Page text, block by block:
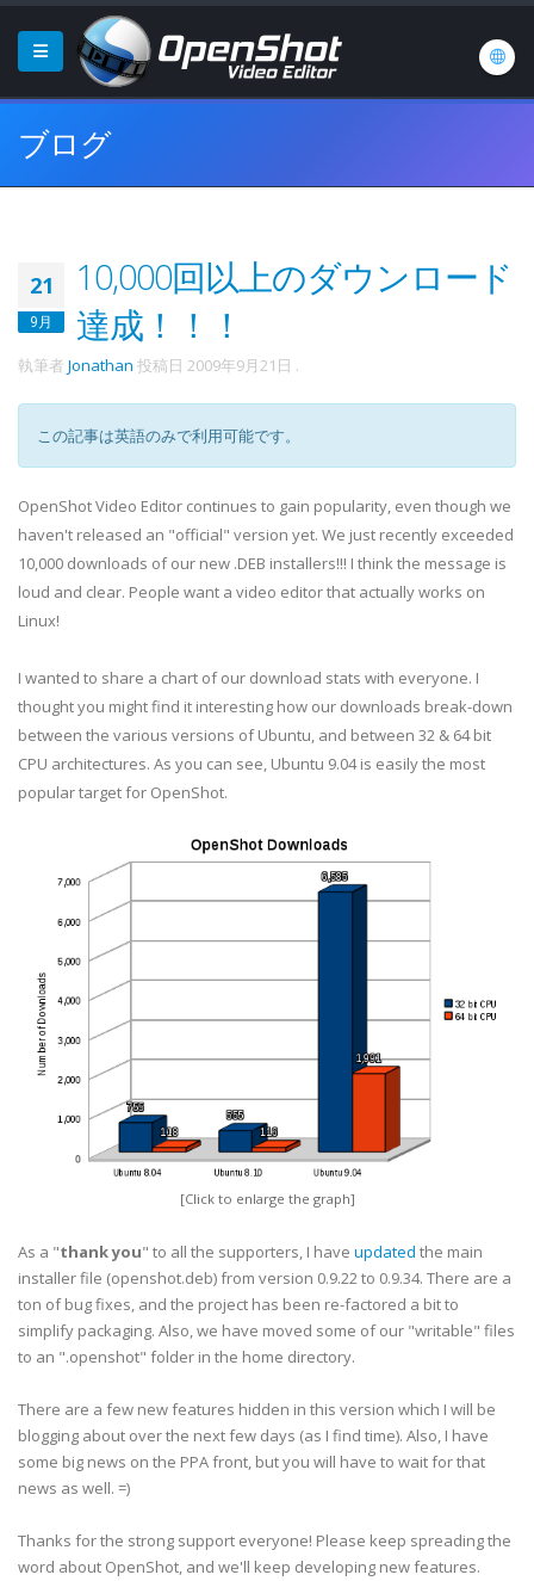
ブログ
21
9月
10,000回以上のダウンロード
達成！！！
執筆者 Jonathan 投稿日 2009年9月21日 .
この記事は英語のみで利用可能です。
OpenShot Video Editor continues to gain popularity, even though we
haven't released an "official" version yet. We just recently exceeded
10,000 downloads of our new .DEB installers!!! I think the message is
loud and clear. People want a video editor that actually works on
Linux!
I wanted to share a chart of our download stats with everyone. I
thought you might find it interesting how our downloads break-down
between the various versions of Ubuntu, and between 32 & 64 bit
CPU architectures. As you can see, Ubuntu 9.04 is easily the most
popular target for OpenShot.
[Click to enlarge the graph]
As a "thank you" to all the supporters, I have updated the main
installer file (openshot.deb) from version 0.9.22 to 0.9.34. There are a
ton of bug fixes, and the project has been re-factored a bit to
simplify packaging. Also, we have moved some of our "writable" files
to an ".openshot" folder in the home directory.
There are a few new features hidden in this version which I will be
blogging about over the next few days (as I find time). Also, I have
some big news on the PPA front, but you will have to wait for that
news as well. =)
Thanks for the strong support everyone! Please keep spreading the
word about OpenShot, and we'll keep developing new features.